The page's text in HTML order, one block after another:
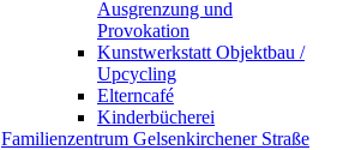
Ausgrenzung und
Provokation
Kunstwerkstatt Objektbau /
Upcycling
Elterncafé
Kinderbücherei
Familienzentrum Gelsenkirchener Straße